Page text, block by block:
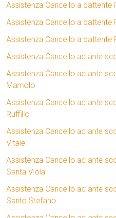
Assistenza Cancello a battente
Assistenza Cancello a battente
Assistenza Cancello a battente
Assistenza Cancello ad ante
Assistenza Cancello ad ante
Mamolo
Assistenza Cancello ad ante
Ruffillo
Assistenza Cancello ad ante
Vitale
Assistenza Cancello ad ante
Santa Viola
Assistenza Cancello ad ante
Santo Stefano